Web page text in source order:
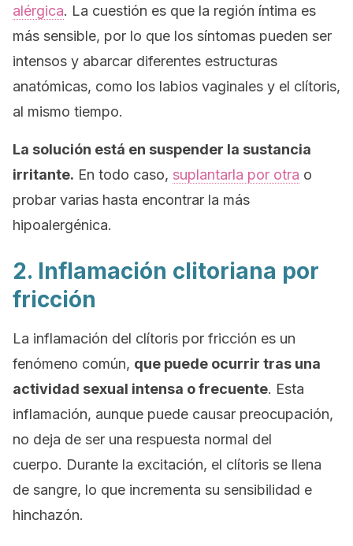
alérgica. La cuestión es que la región íntima es
más sensible, por lo que los síntomas pueden ser
intensos y abarcar diferentes estructuras
anatómicas, como los labios vaginales y el clítoris,
al mismo tiempo.
La solución está en suspender la sustancia
irritante. En todo caso, suplantarla por otra o
probar varias hasta encontrar la más
hipoalergénica.
2. Inflamación clitoriana por
fricción
La inflamación del clítoris por fricción es un
fenómeno común, que puede ocurrir tras una
actividad sexual intensa o frecuente. Esta
inflamación, aunque puede causar preocupación,
no deja de ser una respuesta normal del
cuerpo. Durante la excitación, el clítoris se llena
de sangre, lo que incrementa su sensibilidad e
hinchazón.